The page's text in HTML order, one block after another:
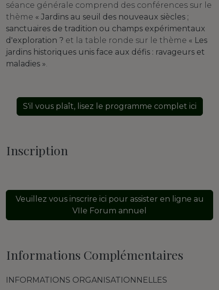
séance générale comprend des conférences sur le
thème « Jardins au seuil des nouveaux siècles ;
sanctuaires de tradition ou champs expérimentaux
d'exploration ? et la table ronde sur le thème « Les
jardins historiques unis face aux défis : ravageurs et
maladies ».
S'il vous plaît, lisez le programme complet ici
Inscription
Veuillez vous inscrire ici pour assister en ligne au
VIIe Forum annuel
Informations Complémentaires
INFORMATIONS ORGANISATIONNELLES